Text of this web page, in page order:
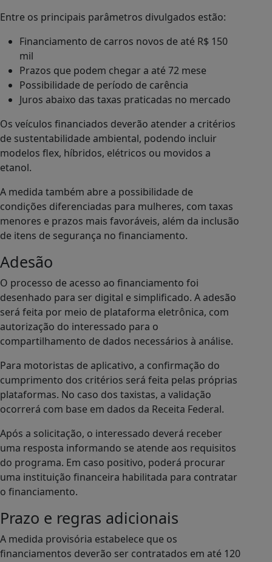
Entre os principais parâmetros divulgados estão:
Financiamento de carros novos de até R$ 150
mil
Prazos que podem chegar a até 72 mese
Possibilidade de período de carência
Juros abaixo das taxas praticadas no mercado
Os veículos financiados deverão atender a critérios
de sustentabilidade ambiental, podendo incluir
modelos flex, híbridos, elétricos ou movidos a
etanol.
A medida também abre a possibilidade de
condições diferenciadas para mulheres, com taxas
menores e prazos mais favoráveis, além da inclusão
de itens de segurança no financiamento.
Adesão
O processo de acesso ao financiamento foi
desenhado para ser digital e simplificado. A adesão
será feita por meio de plataforma eletrônica, com
autorização do interessado para o
compartilhamento de dados necessários à análise.
Para motoristas de aplicativo, a confirmação do
cumprimento dos critérios será feita pelas próprias
plataformas. No caso dos taxistas, a validação
ocorrerá com base em dados da Receita Federal.
Após a solicitação, o interessado deverá receber
uma resposta informando se atende aos requisitos
do programa. Em caso positivo, poderá procurar
uma instituição financeira habilitada para contratar
o financiamento.
Prazo e regras adicionais
A medida provisória estabelece que os
financiamentos deverão ser contratados em até 120